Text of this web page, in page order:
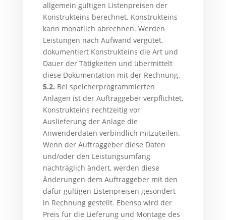
allgemein gültigen Listenpreisen der
Konstrukteins berechnet. Konstrukteins
kann monatlich abrechnen. Werden
Leistungen nach Aufwand vergütet,
dokumentiert Konstrukteins die Art und
Dauer der Tätigkeiten und übermittelt
diese Dokumentation mit der Rechnung.
5.2. Bei speicherprogrammierten
Anlagen ist der Auftraggeber verpflichtet,
Konstrukteins rechtzeitig vor
Auslieferung der Anlage die
Anwenderdaten verbindlich mitzuteilen.
Wenn der Auftraggeber diese Daten
und/oder den Leistungsumfang
nachträglich ändert, werden diese
Änderungen dem Auftraggeber mit den
dafür gültigen Listenpreisen gesondert
in Rechnung gestellt. Ebenso wird der
Preis für die Lieferung und Montage des